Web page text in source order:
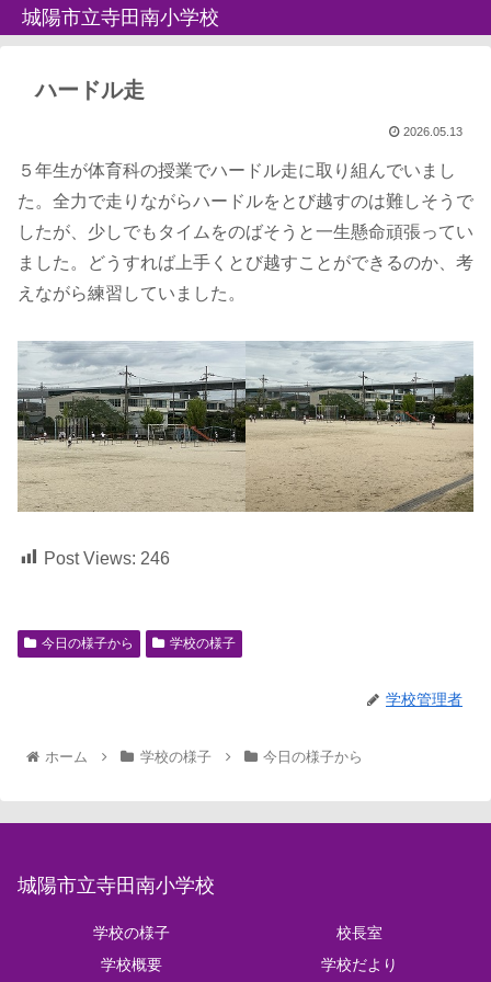
城陽市立寺田南小学校
ハードル走
2026.05.13
５年生が体育科の授業でハードル走に取り組んでいまし
た。全力で走りながらハードルをとび越すのは難しそうで
したが、少しでもタイムをのばそうと一生懸命頑張ってい
ました。どうすれば上手くとび越すことができるのか、考
えながら練習していました。
Post Views: 246
今日の様子から 学校の様子
学校管理者
ホーム 学校の様子 今日の様子から
城陽市立寺田南小学校
学校の様子
校長室
学校概要
学校だより